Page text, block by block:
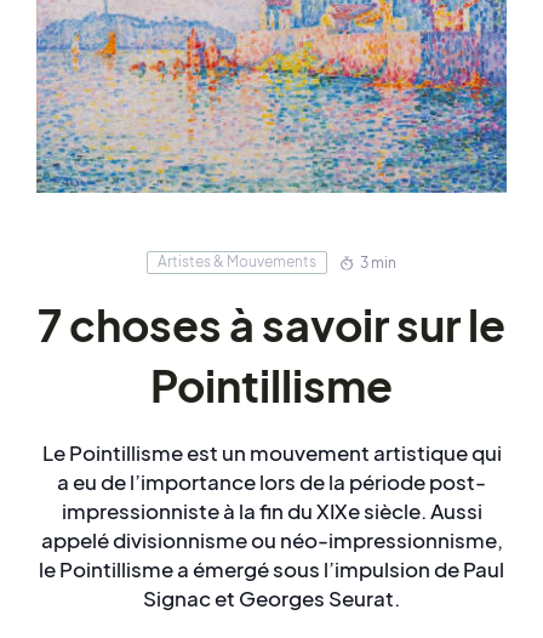
Artistes & Mouvements 3 min
7 choses à savoir sur le
Pointillisme
Le Pointillisme est un mouvement artistique qui
a eu de l’importance lors de la période post-
impressionniste à la fin du XIXe siècle. Aussi
appelé divisionnisme ou néo-impressionnisme,
le Pointillisme a émergé sous l’impulsion de Paul
Signac et Georges Seurat.